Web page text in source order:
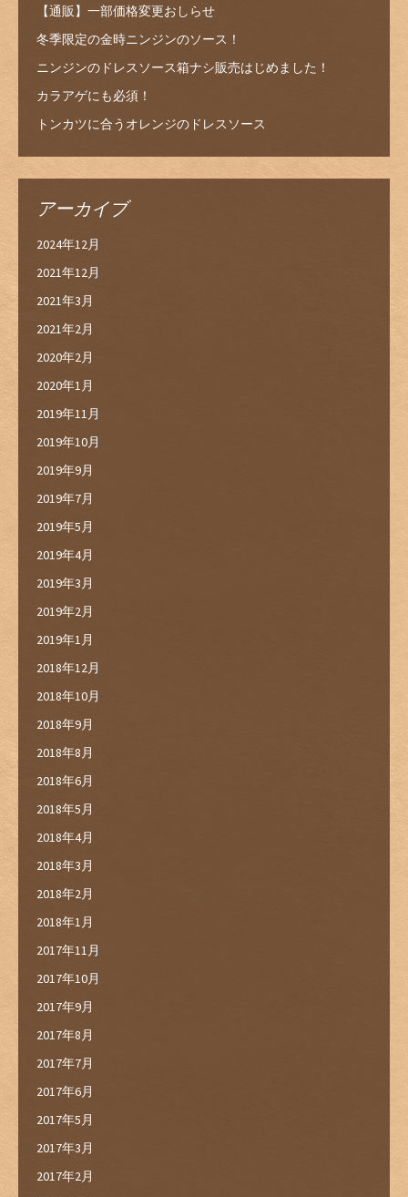
【通販】一部価格変更おしらせ
冬季限定の金時ニンジンのソース！
ニンジンのドレスソース箱ナシ販売はじめました！
カラアゲにも必須！
トンカツに合うオレンジのドレスソース
アーカイブ
2024年12月
2021年12月
2021年3月
2021年2月
2020年2月
2020年1月
2019年11月
2019年10月
2019年9月
2019年7月
2019年5月
2019年4月
2019年3月
2019年2月
2019年1月
2018年12月
2018年10月
2018年9月
2018年8月
2018年6月
2018年5月
2018年4月
2018年3月
2018年2月
2018年1月
2017年11月
2017年10月
2017年9月
2017年8月
2017年7月
2017年6月
2017年5月
2017年3月
2017年2月